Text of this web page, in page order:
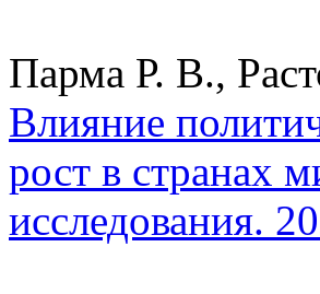
Парма Р. В.,
Влияние
рост в странах
исследования.